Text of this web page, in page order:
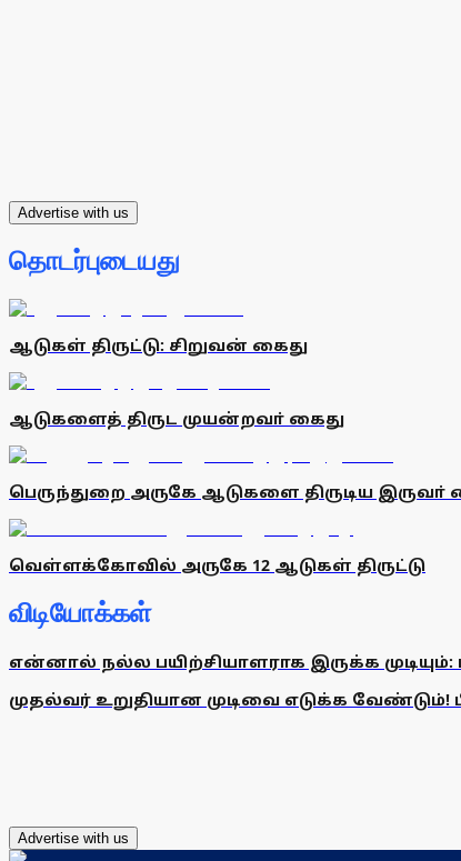
Advertise with us
தொடர்புடையது
ஆடுகள் திருட்டு: சிறுவன் கைது
ஆடுகளைத் திருட முயன்றவா் கைது
பெருந்துறை அருகே ஆடுகளை திருடிய இருவா்
வெள்ளக்கோவில் அருகே 12 ஆடுகள் திருட்டு
விடியோக்கள்
என்னால் நல்ல பயிற்சியாளராக இருக்க
முதல்வர் உறுதியான முடிவை எடுக்க வேண்டும்!
Advertise with us